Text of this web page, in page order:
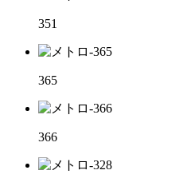
351
365
366